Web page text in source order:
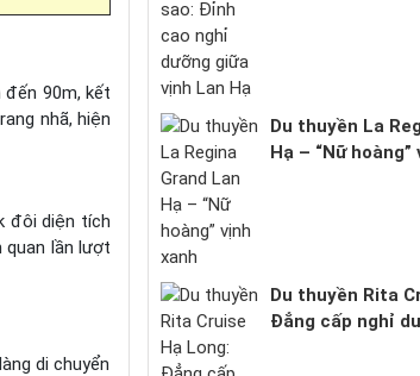
đến 90m, kết
nhã, hiện
đôi diện tích
quan lần lượt
di chuyển
Du thuyền La
Hạ – “Nữ hoàng”
Du thuyền Rita
Đẳng cấp nghỉ